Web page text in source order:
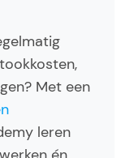
Met een
leren